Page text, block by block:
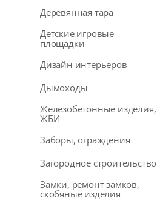
Деревянная тара
Детские игровые
площадки
Дизайн интерьеров
Дымоходы
Железобетонные изделия,
ЖБИ
Заборы, ограждения
Загородное строительство
Замки, ремонт замков,
скобяные изделия